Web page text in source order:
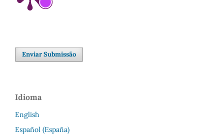
Enviar Submissão
Idioma
English
Español (España)